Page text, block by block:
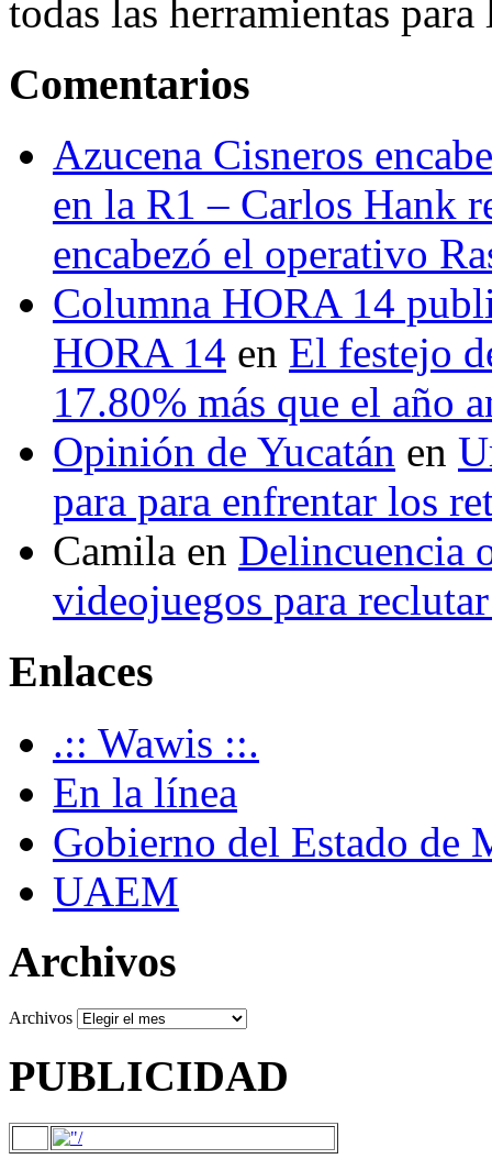
todas las herramientas
Comentarios
Azucena Cisneros
en la R1 – Carlos Hank
encabezó el operativo
Columna HORA 14
HORA 14 en El festejo
17.80% más que el año
Opinión de Yucatán en
para para enfrentar los
Camila en Delincuencia
videojuegos para
Enlaces
.:: Wawis ::.
En la línea
Gobierno del Estado de
UAEM
Archivos
Archivos
PUBLICIDAD